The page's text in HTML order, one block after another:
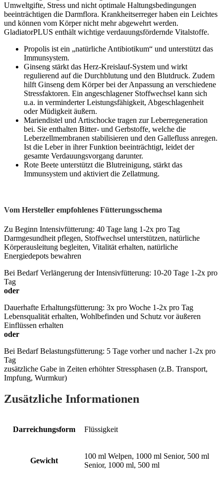
Umweltgifte, Stress und nicht optimale Haltungsbedingungen
beeinträchtigen die Darmflora. Krankheitserreger haben ein Leichtes
und können vom Körper nicht mehr abgewehrt werden.
GladiatorPLUS enthält wichtige verdauungsfördernde Vitalstoffe.
Propolis ist ein „natürliche Antibiotikum“ und unterstützt das
Immunsystem.
Ginseng stärkt das Herz-Kreislauf-System und wirkt
regulierend auf die Durchblutung und den Blutdruck. Zudem
hilft Ginseng dem Körper bei der Anpassung an verschiedene
Stressfaktoren. Ein angeschlagener Stoffwechsel kann sich
u.a. in verminderter Leistungsfähigkeit, Abgeschlagenheit
oder Müdigkeit äußern.
Mariendistel und Artischocke tragen zur Leberregeneration
bei. Sie enthalten Bitter- und Gerbstoffe, welche die
Leberzellmembranen stabilisieren und den Gallefluss anregen.
Ist die Leber in ihrer Funktion beeinträchtigt, leidet der
gesamte Verdauungsvorgang darunter.
Rote Beete unterstützt die Blutreinigung, stärkt das
Immunsystem und aktiviert die Zellatmung.
Vom Hersteller empfohlenes Fütterungsschema
Zu Beginn Intensivfütterung: 40 Tage lang 1-2x pro Tag
Darmgesundheit pflegen, Stoffwechsel unterstützen, natürliche
Körperausleitung begleiten, Vitalität erhalten, natürliche
Energiedepots bewahren
Bei Bedarf Verlängerung der Intensivfütterung: 10-20 Tage 1-2x pro
Tag
oder
Dauerhafte Erhaltungsfütterung: 3x pro Woche 1-2x pro Tag
Lebensqualität erhalten, Wohlbefinden und Schutz vor äußeren
Einflüssen erhalten
oder
Bei Bedarf Belastungsfütterung: 5 Tage vorher und nacher 1-2x pro
Tag
zusätzliche Gabe in Zeiten erhöhter Stressphasen (z.B. Transport,
Impfung, Wurmkur)
Zusätzliche Informationen
Darreichungsform Flüssigkeit
Gewicht
100 ml Welpen, 1000 ml Senior, 500 ml
Senior, 1000 ml, 500 ml